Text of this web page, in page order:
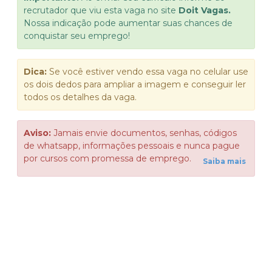
recrutador que viu esta vaga no site Doit Vagas.
Nossa indicação pode aumentar suas chances de
conquistar seu emprego!
Dica: Se você estiver vendo essa vaga no celular use
os dois dedos para ampliar a imagem e conseguir ler
todos os detalhes da vaga.
Aviso: Jamais envie documentos, senhas, códigos
de whatsapp, informações pessoais e nunca pague
por cursos com promessa de emprego.
Saiba mais